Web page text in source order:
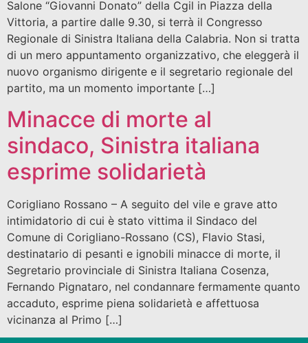
Salone “Giovanni Donato” della Cgil in Piazza della
Vittoria, a partire dalle 9.30, si terrà il Congresso
Regionale di Sinistra Italiana della Calabria. Non si tratta
di un mero appuntamento organizzativo, che eleggerà il
nuovo organismo dirigente e il segretario regionale del
partito, ma un momento importante […]
Minacce di morte al
sindaco, Sinistra italiana
esprime solidarietà
Corigliano Rossano – A seguito del vile e grave atto
intimidatorio di cui è stato vittima il Sindaco del
Comune di Corigliano-Rossano (CS), Flavio Stasi,
destinatario di pesanti e ignobili minacce di morte, il
Segretario provinciale di Sinistra Italiana Cosenza,
Fernando Pignataro, nel condannare fermamente quanto
accaduto, esprime piena solidarietà e affettuosa
vicinanza al Primo […]